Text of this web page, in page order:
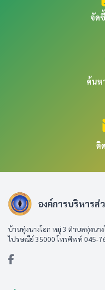
จัด
ค้นห
ติ
องค์การบริหารส่
บ้านทุ่งนางโอก หมู่ 3 ตำบลทุ่งนาง
ไปรษณีย์ 35000 โทรศัพท์ 045-